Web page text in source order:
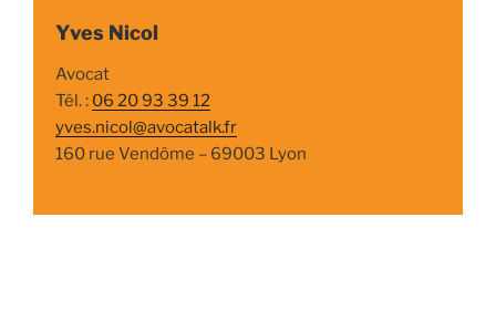
Yves Nicol
Avocat
Tél. : 06 20 93 39 12
yves.nicol@avocatalk.fr
160 rue Vendôme – 69003 Lyon